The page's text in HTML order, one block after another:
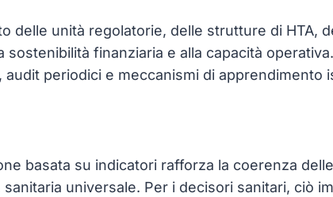
delle unità regolatorie, delle strutture di HTA,
finanziaria e alla capacità
periodici e meccanismi di apprendimento
basata su indicatori rafforza la coerenza
universale. Per i decisori sanitari, ciò